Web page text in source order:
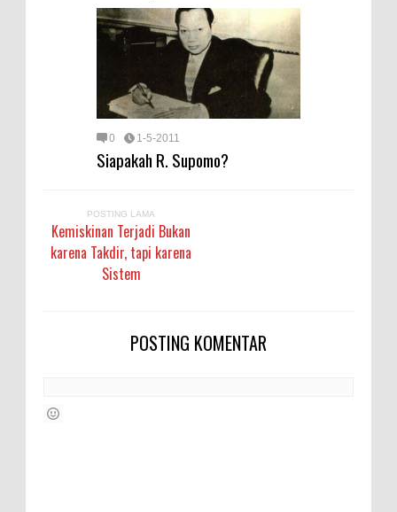
0 1-5-2011
Siapakah R. Supomo?
POSTING LAMA
Kemiskinan Terjadi Bukan
karena Takdir, tapi karena
Sistem
POSTING KOMENTAR